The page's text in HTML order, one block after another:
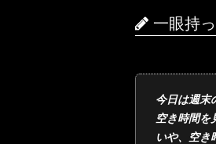
一眼持
今日は週末
空き時間を
いや、空き